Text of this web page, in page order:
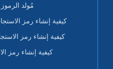
مُولد
كيفية إنشاء رمز
كيفية إنشاء رمز
كيفية إنشاء رمز